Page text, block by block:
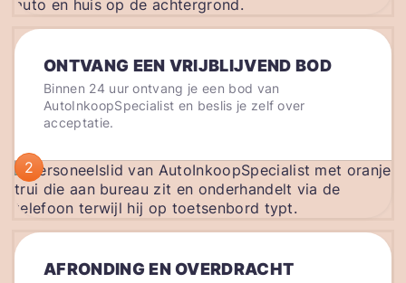
ONTVANG EEN VRIJBLIJVEND BOD
Binnen 24 uur ontvang je een bod van
AutoInkoopSpecialist en beslis je zelf over
acceptatie.
2
AFRONDING EN OVERDRACHT